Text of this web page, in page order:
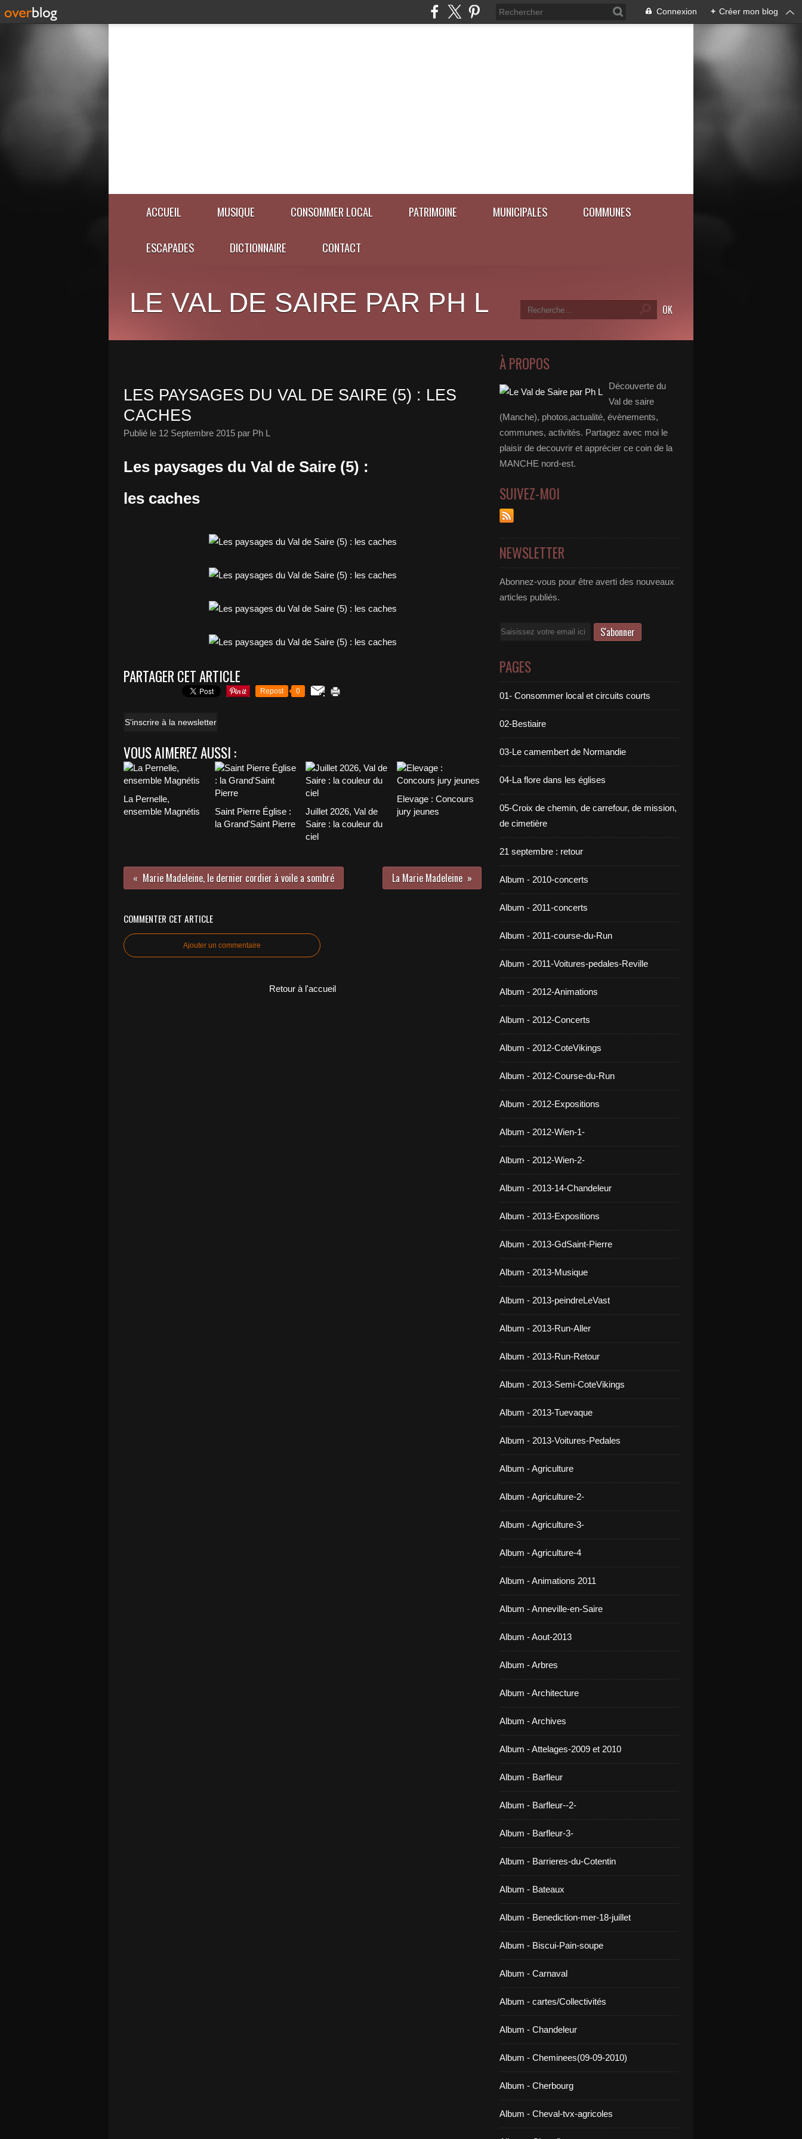
Connexion + Créer mon blog
ACCUEIL MUSIQUE CONSOMMER LOCAL PATRIMOINE MUNICIPALES COMMUNES
ESCAPADES DICTIONNAIRE CONTACT
LE VAL DE SAIRE PAR PH L
LES PAYSAGES DU VAL DE SAIRE (5) : LES
CACHES
Publié le 12 Septembre 2015 par Ph L
Les paysages du Val de Saire (5) :
les caches
PARTAGER CET ARTICLE
Repost 0
S'inscrire à la newsletter
VOUS AIMEREZ AUSSI :
La Pernelle,
ensemble Magnétis
Saint Pierre Église :
la Grand'Saint Pierre
Juillet 2026, Val de
Saire : la couleur du
ciel
Elevage : Concours
jury jeunes
Marie Madeleine, le dernier cordier à voile a sombré La Marie Madeleine
COMMENTER CET ARTICLE
Ajouter un commentaire
Retour à l'accueil
À PROPOS
Découverte du
Val de saire
(Manche), photos,actualité, évènements,
communes, activités. Partagez avec moi le
plaisir de decouvrir et apprécier ce coin de la
MANCHE nord-est.
SUIVEZ-MOI
NEWSLETTER
Abonnez-vous pour être averti des nouveaux
articles publiés.
Email
PAGES
01- Consommer local et circuits courts
02-Bestiaire
03-Le camembert de Normandie
04-La flore dans les églises
05-Croix de chemin, de carrefour, de mission,
de cimetière
21 septembre : retour
Album - 2010-concerts
Album - 2011-concerts
Album - 2011-course-du-Run
Album - 2011-Voitures-pedales-Reville
Album - 2012-Animations
Album - 2012-Concerts
Album - 2012-CoteVikings
Album - 2012-Course-du-Run
Album - 2012-Expositions
Album - 2012-Wien-1-
Album - 2012-Wien-2-
Album - 2013-14-Chandeleur
Album - 2013-Expositions
Album - 2013-GdSaint-Pierre
Album - 2013-Musique
Album - 2013-peindreLeVast
Album - 2013-Run-Aller
Album - 2013-Run-Retour
Album - 2013-Semi-CoteVikings
Album - 2013-Tuevaque
Album - 2013-Voitures-Pedales
Album - Agriculture
Album - Agriculture-2-
Album - Agriculture-3-
Album - Agriculture-4
Album - Animations 2011
Album - Anneville-en-Saire
Album - Aout-2013
Album - Arbres
Album - Architecture
Album - Archives
Album - Attelages-2009 et 2010
Album - Barfleur
Album - Barfleur--2-
Album - Barfleur-3-
Album - Barrieres-du-Cotentin
Album - Bateaux
Album - Benediction-mer-18-juillet
Album - Biscui-Pain-soupe
Album - Carnaval
Album - cartes/Collectivités
Album - Chandeleur
Album - Cheminees(09-09-2010)
Album - Cherbourg
Album - Cheval-tvx-agricoles